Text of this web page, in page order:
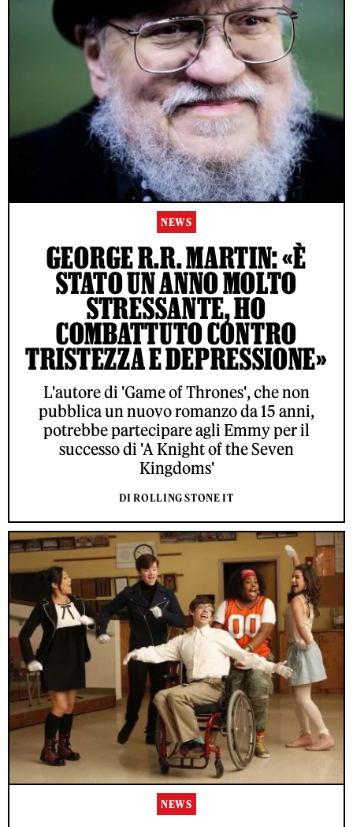
NEWS
GEORGE R.R. MARTIN: «È
STATO UN ANNO MOLTO
STRESSANTE, HO
COMBATTUTO CONTRO
TRISTEZZA E DEPRESSIONE»
L'autore di 'Game of Thrones', che non
pubblica un nuovo romanzo da 15 anni,
potrebbe partecipare agli Emmy per il
successo di 'A Knight of the Seven
Kingdoms'
DI ROLLING STONE IT
NEWS